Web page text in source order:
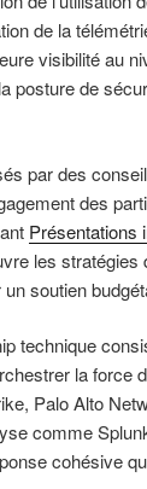
de la
visibilité au
posture de
par des
des
Présentations
les stratégies
soutien
technique
la force
Palo Alto
comme
cohésive